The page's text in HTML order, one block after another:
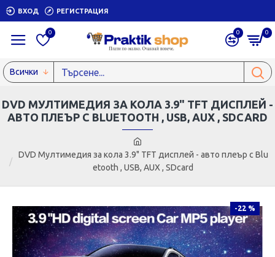
ВХОД РЕГИСТРАЦИЯ
0 0 0
Всички
DVD Мултимедия за кола 3.9" TFT дисплей - авто плеър с Blu
etooth , USB, AUX , SDcard
DVD МУЛТИМЕДИЯ ЗА КОЛА 3.9" TFT ДИСПЛЕЙ -
АВТО ПЛЕЪР С BLUETOOTH , USB, AUX , SDCARD
-22 %